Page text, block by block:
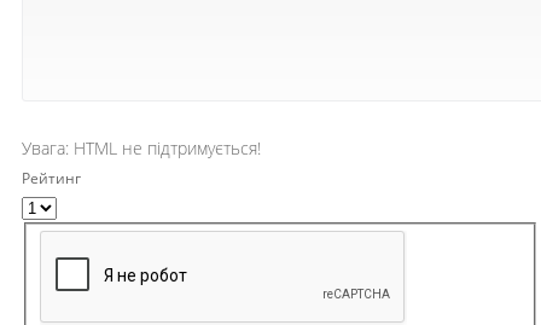
Увага: HTML не підтримується!
Рейтинг